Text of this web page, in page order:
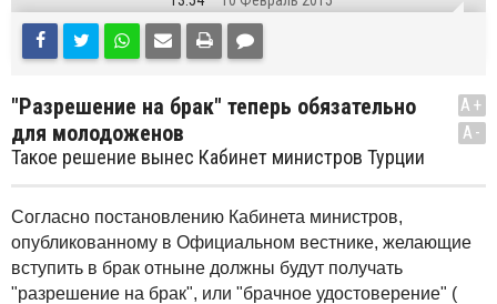
"Разрешение на брак" теперь обязательно
для молодоженов
Такое решение вынес Кабинет министров Турции
A+
A-
Согласно постановлению Кабинета министров,
опубликованному в Официальном вестнике, желающие
вступить в брак отныне должны будут получать
"разрешение на брак", или "брачное удостоверение" (